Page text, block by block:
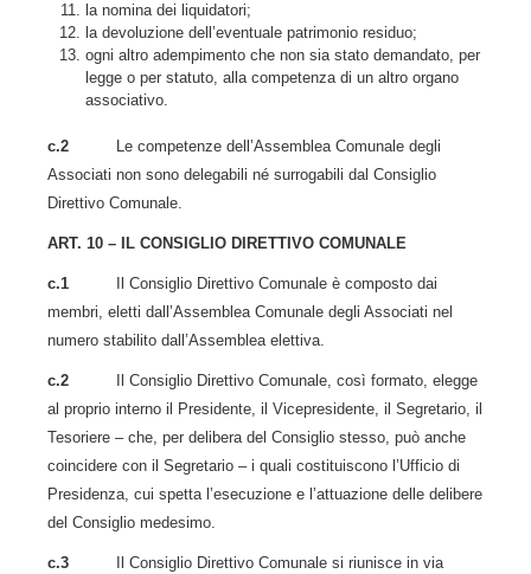
la nomina dei liquidatori;
la devoluzione dell’eventuale patrimonio residuo;
ogni altro adempimento che non sia stato demandato, per
legge o per statuto, alla competenza di un altro organo
associativo.
c.2
Le competenze dell’Assemblea Comunale degli
Associati non sono delegabili né surrogabili dal Consiglio
Direttivo Comunale.
ART. 10 – IL CONSIGLIO DIRETTIVO COMUNALE
c.1
Il Consiglio Direttivo Comunale è composto dai
membri, eletti dall’Assemblea Comunale degli Associati nel
numero stabilito dall’Assemblea elettiva.
c.2
Il Consiglio Direttivo Comunale, così formato, elegge
al proprio interno il Presidente, il Vicepresidente, il Segretario, il
Tesoriere – che, per delibera del Consiglio stesso, può anche
coincidere con il Segretario – i quali costituiscono l’Ufficio di
Presidenza, cui spetta l’esecuzione e l’attuazione delle delibere
del Consiglio medesimo.
c.3
Il Consiglio Direttivo Comunale si riunisce in via